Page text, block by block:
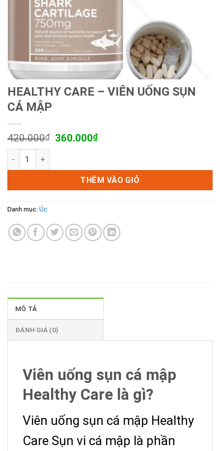
HEALTHY CARE – VIÊN UỐNG SỤN
CÁ MẬP
420.000₫
Giá
420.000₫.
360.000₫Giá
là:
360.000₫.
HEALTHY CARE - VIÊN UỐNG SỤN CÁ MẬP số lượng
THÊM VÀO GIỎ
Danh mục: Úc
MÔ TẢ
ĐÁNH GIÁ (0)
Viên uống sụn cá mập
Healthy Care là gì?
Viên uống sụn cá mập Healthy
Care Sụn vi cá mập là phần